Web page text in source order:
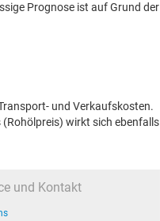
Prognose ist auf Grund der
und Verkaufskosten.
(Rohölpreis) wirkt sich ebenfalls
und Kontakt